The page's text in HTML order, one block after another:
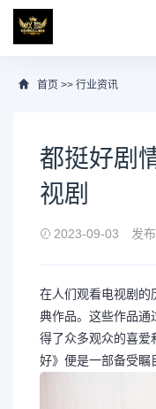
首页 >> 行业资讯
都挺好剧
视剧
2023-09-03 发
在人们观看电视剧的
典作品。这些作品通
得了众多观众的喜爱
好》便是一部备受瞩